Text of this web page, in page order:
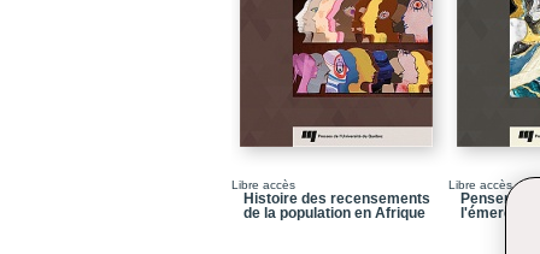
Libre accès
Histoire des recensements
de la population en Afrique
Libre accès
Penser les